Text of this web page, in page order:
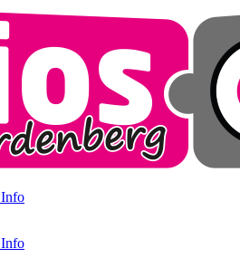
Info
Info